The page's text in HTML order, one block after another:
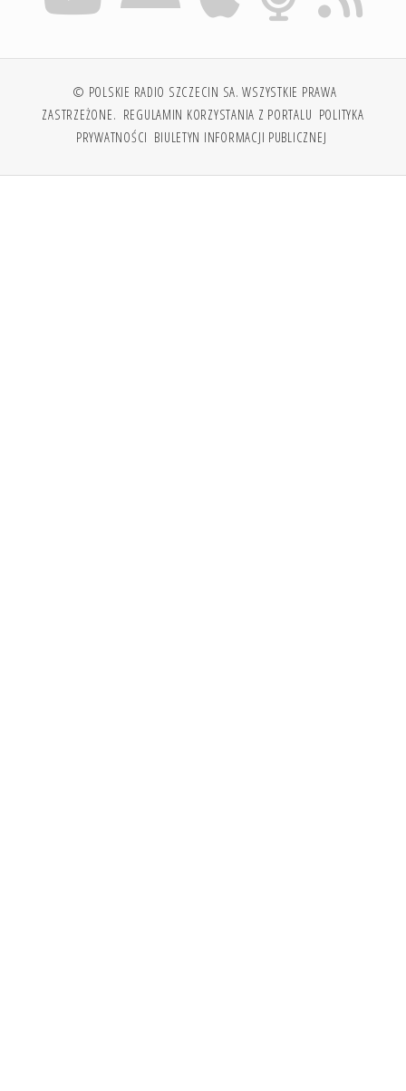
© POLSKIE RADIO SZCZECIN SA. WSZYSTKIE PRAWA
ZASTRZEŻONE. REGULAMIN KORZYSTANIA Z PORTALU POLITYKA
PRYWATNOŚCI BIULETYN INFORMACJI PUBLICZNEJ